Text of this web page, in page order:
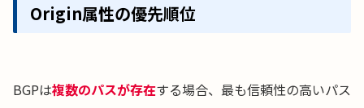
Origin属性の優先順位
BGPは複数のパスが存在する場合、最も信頼性の高いパス